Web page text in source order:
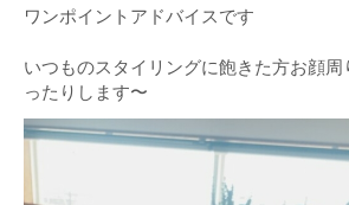
ワンポイントアドバイスです
いつものスタイリングに飽きた方お顔
ったりします〜